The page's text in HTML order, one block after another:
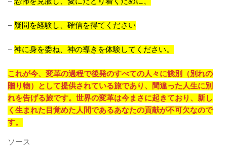
– 疑問を経験し、確信を得てください
– 神に身を委ね、神の導きを体験してください。
これが今、変革の過程で後発のすべての人々に餞別（別れの
贈り物）として提供されている旅であり、間違った人生に別
れを告げる旅です。世界の変革は今まさに起きており、新し
く生まれた目覚めた人間であるあなたの貢献が不可欠なので
す。
ソース